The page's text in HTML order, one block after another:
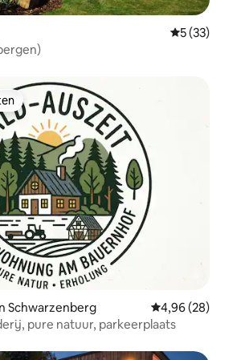
5 (33)
Schwarzenberg Gemiddelde
4,96 (28)
pure natuur, parkeerplaats